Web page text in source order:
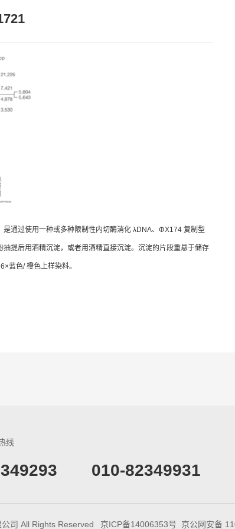
通过使用一种或多种限制性内切酶消化 λDNA、ΦX174 复制型
提后用酒精沉淀，或者用酒精直接沉淀。沉淀的片段重悬于储存
蓝色/ 橙色上样染料。
线
010-82349931
司 All Rights Reserved 京ICP备14006353号 京公网安备